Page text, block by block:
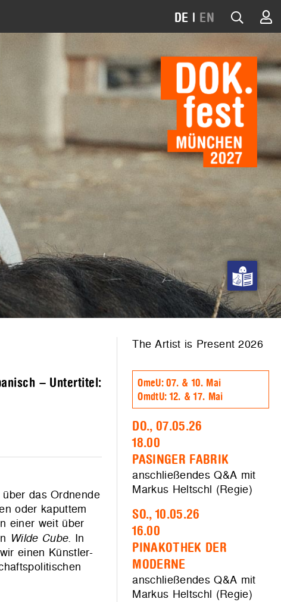
DE | EN
– Untertitel:
das Ordnende
oder kaputtem
einer weit über
Wilde Cube. In
einen Künstler-
The Artist is Present 2026
OmeU: 07. & 10. Mai
OmdtU: 12. & 17. Mai
DO., 07.05.26
18.00
PASINGER FABRIK
anschließendes Q&A mit
Markus Heltschl (Regie)
SO., 10.05.26
16.00
PINAKOTHEK DER
MODERNE
anschließendes Q&A mit
Markus Heltschl (Regie)